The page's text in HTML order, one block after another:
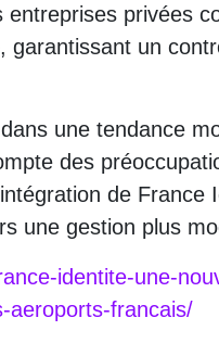
privées
garantissant un
une tendance
des
de
une gestion plus
identite-une-
aeroports-francais/